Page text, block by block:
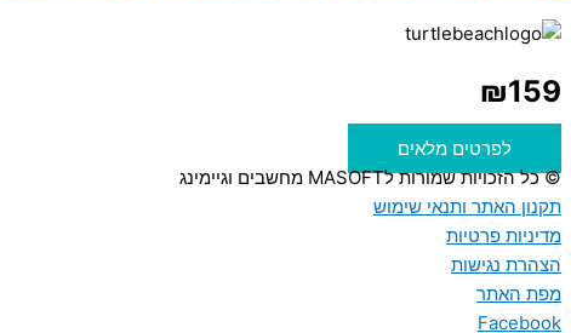
₪159
לפרטים מלאים
© כל הזכויות שמורות לMASOFT מחשבים וגיימינג
תקנון האתר ותנאי שימוש
מדיניות פרטיות
הצהרת נגישות
מפת האתר
Facebook